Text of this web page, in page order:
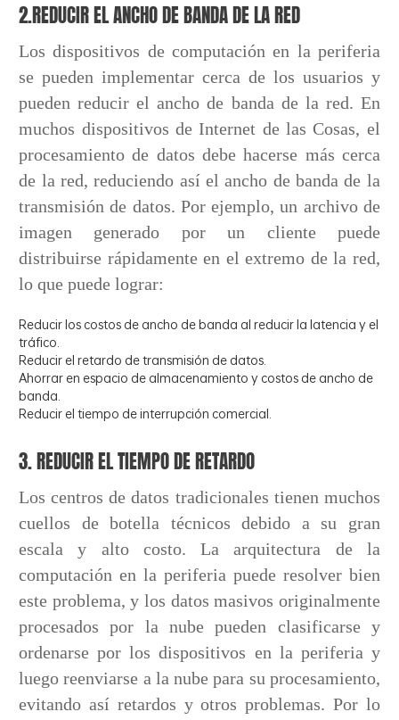
2.REDUCIR EL ANCHO DE BANDA DE LA RED
Los dispositivos de computación en la periferia
se pueden implementar cerca de los usuarios y
pueden reducir el ancho de banda de la red. En
muchos dispositivos de Internet de las Cosas, el
procesamiento de datos debe hacerse más cerca
de la red, reduciendo así el ancho de banda de la
transmisión de datos. Por ejemplo, un archivo de
imagen generado por un cliente puede
distribuirse rápidamente en el extremo de la red,
lo que puede lograr:
Reducir los costos de ancho de banda al reducir la latencia y el
tráfico.
Reducir el retardo de transmisión de datos.
Ahorrar en espacio de almacenamiento y costos de ancho de
banda.
Reducir el tiempo de interrupción comercial.
3. REDUCIR EL TIEMPO DE RETARDO
Los centros de datos tradicionales tienen muchos
cuellos de botella técnicos debido a su gran
escala y alto costo. La arquitectura de la
computación en la periferia puede resolver bien
este problema, y los datos masivos originalmente
procesados por la nube pueden clasificarse y
ordenarse por los dispositivos en la periferia y
luego reenviarse a la nube para su procesamiento,
evitando así retardos y otros problemas. Por lo